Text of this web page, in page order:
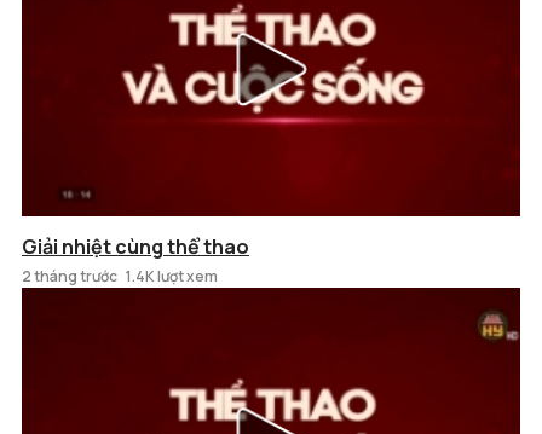
Giải nhiệt cùng thể thao
2 tháng trước 1.4K lượt xem